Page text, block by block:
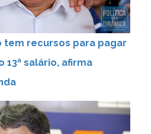
tem recursos para pagar
13ª salário, afirma